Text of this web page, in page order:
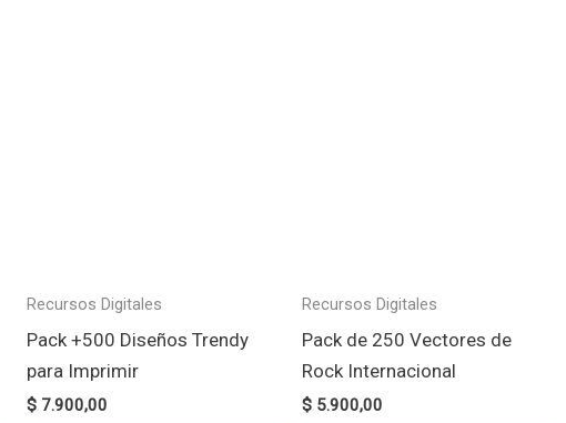
Recursos Digitales
Pack +500 Diseños Trendy
para Imprimir
$7.900,00
Recursos Digitales
Pack de 250 Vectores de
Rock Internacional
$ 5.900,00